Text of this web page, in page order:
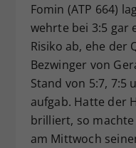
Fomin (ATP 664)
wehrte bei 3:5 gar
Risiko ab, ehe der
Bezwinger von
Stand von 5:7, 7:5
aufgab. Hatte der
brilliert, so
am Mittwoch